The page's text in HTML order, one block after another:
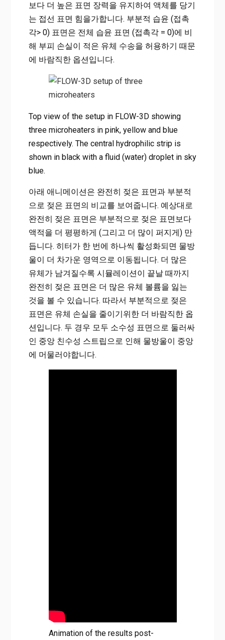
보다 더 높은 표면 장력을 유지하여 액체를 당기
는 접선 표면 힘을가합니다. 부분적 습윤 (접촉
각> 0) 표면은 전체 습윤 표면 (접촉각 = 0)에 비
해 부피 손실이 적은 유체 수송을 허용하기 때문
에 바람직한 옵션입니다.
Top view of the setup in FLOW-3D showing
three microheaters in pink, yellow and blue
respectively. The central hydrophilic strip is
shown in black with a fluid (water) droplet in sky
blue.
아래 애니메이션은 완전히 젖은 표면과 부분적
으로 젖은 표면의 비교를 보여줍니다. 예상대로
완전히 젖은 표면은 부분적으로 젖은 표면보다
액적을 더 평평하게 (그리고 더 많이 퍼지게) 만
듭니다. 히터가 한 번에 하나씩 활성화되면 물방
울이 더 차가운 영역으로 이동됩니다. 더 많은
유체가 남겨질수록 시뮬레이션이 끝날 때까지
완전히 젖은 표면은 더 많은 유체 볼륨을 잃는
것을 볼 수 있습니다. 따라서 부분적으로 젖은
표면은 유체 손실을 줄이기위한 더 바람직한 옵
션입니다. 두 경우 모두 소수성 표면으로 둘러싸
인 중앙 친수성 스트립으로 인해 물방울이 중앙
에 머물러야합니다.
Animation of the results post-